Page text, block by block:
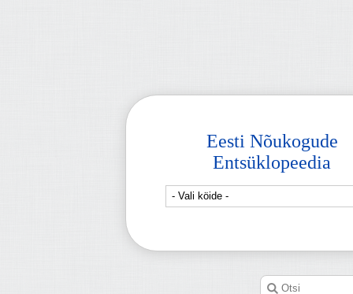
Eesti Nõukogude
Entsüklopeedia